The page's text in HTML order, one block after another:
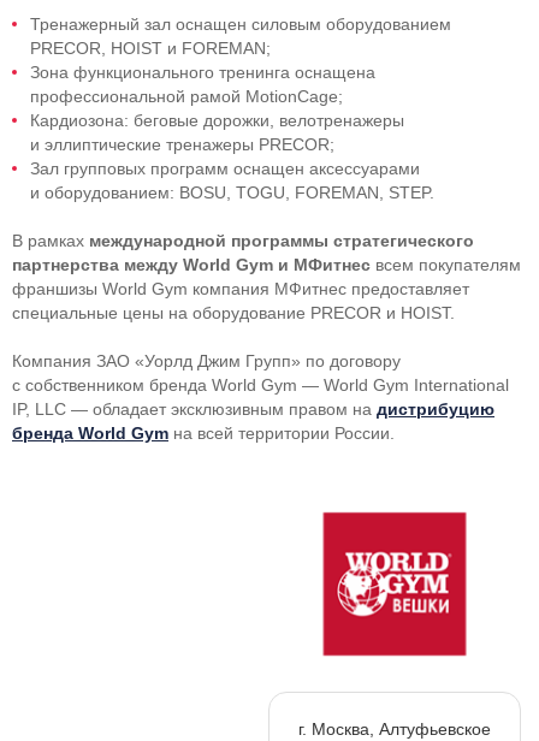
Тренажерный зал оснащен силовым оборудованием
PRECOR, HOIST и FOREMAN;
Зона функционального тренинга оснащена
профессиональной рамой MotionCage;
Кардиозона: беговые дорожки, велотренажеры
и эллиптические тренажеры PRECOR;
Зал групповых программ оснащен аксессуарами
и оборудованием: BOSU, TOGU, FOREMAN, STEP.
В рамках международной программы стратегического
партнерства между World Gym и МФитнес всем покупателям
франшизы World Gym компания МФитнес предоставляет
специальные цены на оборудование PRECOR и HOIST.
Компания ЗАО «Уорлд Джим Групп» по договору
с собственником бренда World Gym — World Gym International
IP, LLC — обладает эксклюзивным правом на дистрибуцию
бренда World Gym на всей территории России.
г. Москва, Алтуфьевское